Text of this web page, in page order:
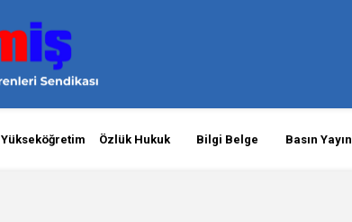
Yükseköğretim Özlük Hukuk Bilgi Belge Basın Yayın